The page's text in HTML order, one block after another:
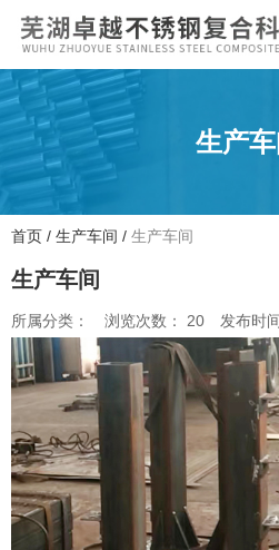
生产车
首页 / 生产车间 / 生产车间
生产车间
所属分类： 浏览次数： 20 发布时